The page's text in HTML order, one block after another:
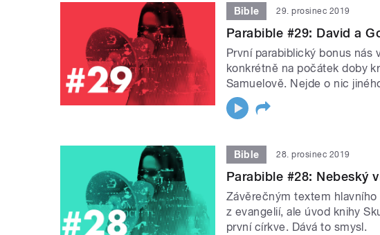
Bible 29. prosinec 2019
Parabible #29: David a
První parabiblický bonus nás
konkrétně na počátek doby
Samuelově. Nejde o nic
Bible 28. prosinec 2019
Parabible #28: Nebeský
Závěrečným textem
z evangelií, ale úvod knihy
první církve. Dává to smysl.